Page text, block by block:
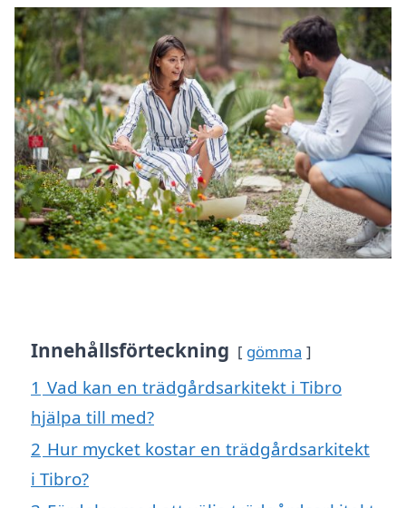
Innehållsförteckning gömma
1 Vad kan en trädgårdsarkitekt i Tibro
hjälpa till med?
2 Hur mycket kostar en trädgårdsarkitekt
i Tibro?